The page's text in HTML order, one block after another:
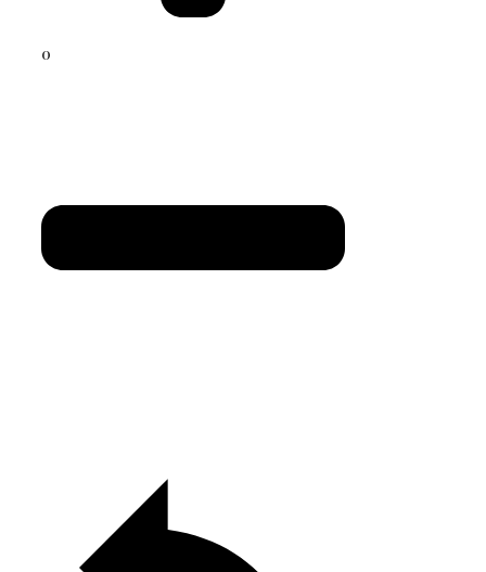
0